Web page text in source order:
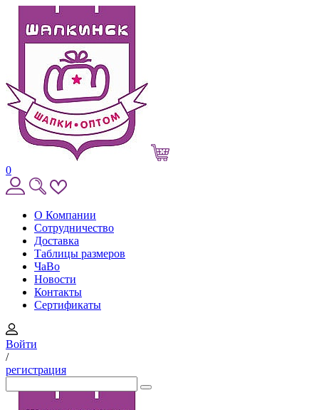
0
О Компании
Сотрудничество
Доставка
Таблицы размеров
ЧаВо
Новости
Контакты
Сертификаты
Войти
/
регистрация